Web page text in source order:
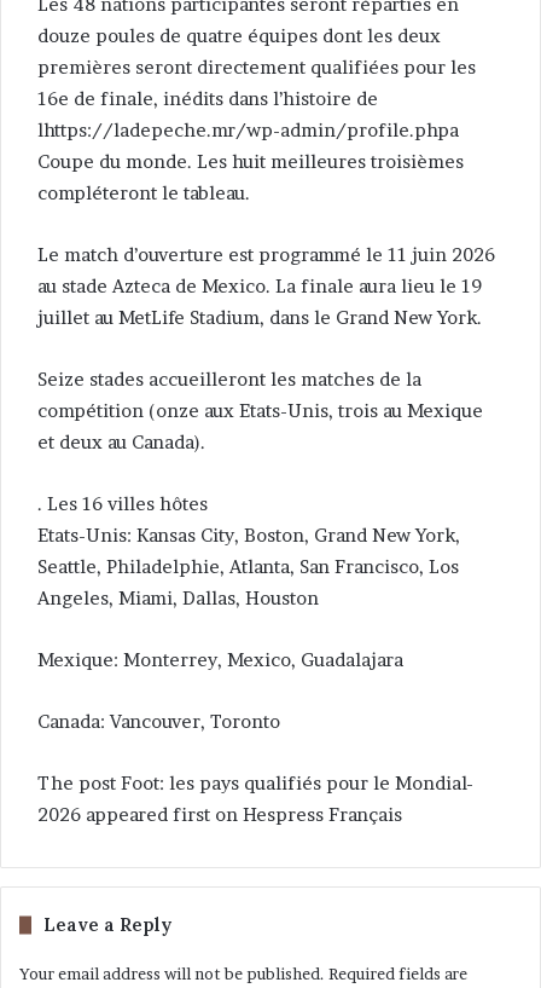
douze poules de quatre équipes dont les deux
premières seront directement qualifiées pour les
16e de finale, inédits dans l’histoire de
lhttps://ladepeche.mr/wp-admin/profile.phpa
Coupe du monde. Les huit meilleures troisièmes
compléteront le tableau.
Le match d’ouverture est programmé le 11 juin 2026
au stade Azteca de Mexico. La finale aura lieu le 19
juillet au MetLife Stadium, dans le Grand New York.
Seize stades accueilleront les matches de la
compétition (onze aux Etats-Unis, trois au Mexique
et deux au Canada).
. Les 16 villes hôtes
Etats-Unis: Kansas City, Boston, Grand New York,
Seattle, Philadelphie, Atlanta, San Francisco, Los
Angeles, Miami, Dallas, Houston
Mexique: Monterrey, Mexico, Guadalajara
Canada: Vancouver, Toronto
The post Foot: les pays qualifiés pour le Mondial-
2026 appeared first on Hespress Français
Leave a Reply
Your email address will not be published. Required fields are